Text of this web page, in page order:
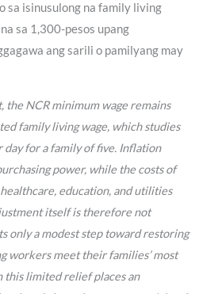
sa isinusulong na family living
sa 1,300-pesos upang
ang sarili o pamilyang may
the NCR minimum wage remains
family living wage, which studies
day for a family of five. Inflation
power, while the costs of
education, and utilities
itself is therefore not
only a modest step toward restoring
workers meet their families’ most
this limited relief places an